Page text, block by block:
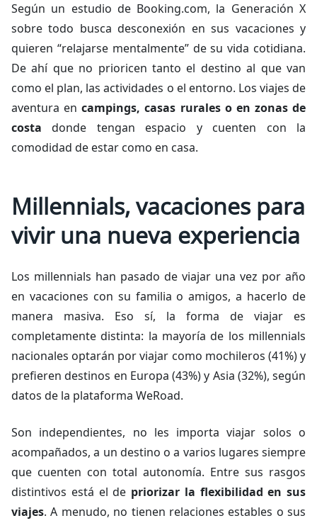
Según un estudio de Booking.com, la Generación X
sobre todo busca desconexión en sus vacaciones y
quieren “relajarse mentalmente” de su vida cotidiana.
De ahí que no prioricen tanto el destino al que van
como el plan, las actividades o el entorno. Los viajes de
aventura encampings, casas rurales o en zonas de
costa donde tengan espacio y cuenten con la
comodidad de estar como en casa.
Millennials, vacaciones para
vivir una nueva experiencia
Los millennials han pasado de viajar una vez por año
en vacaciones con su familia o amigos, a hacerlo de
manera masiva. Eso sí, la forma de viajar es
completamente distinta: la mayoría de los millennials
nacionales optarán por viajar como mochileros (41%) y
prefieren destinos en Europa (43%) y Asia (32%), según
datos de la plataforma WeRoad.
Son independientes, no les importa viajar solos o
acompañados, a un destino o a varios lugares siempre
que cuenten con total autonomía. Entre sus rasgos
distintivos está el de priorizar la flexibilidad en sus
viajes. A menudo, no tienen relaciones estables o sus